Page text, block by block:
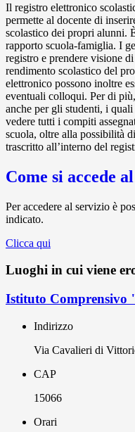
Il registro elettronico
permette al docente di
scolastico dei propri alunni.
rapporto scuola-famiglia. I
registro e prendere visione
rendimento scolastico del
elettronico possono inoltre
eventuali colloqui. Per di
anche per gli studenti, i
vedere tutti i compiti
scuola, oltre alla possibilità
trascritto all’interno del
Come si accede
Per accedere al servizio è
indicato.
Clicca qui
Luoghi in cui viene
Istituto Comprensivo
Indirizzo
Via Cavalieri di
CAP
15066
Orari